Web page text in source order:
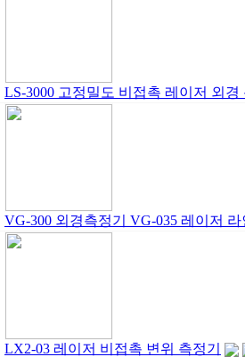
LS-3000 고정밀도 비접촉 레이저 외
VG-300 외경측정기 VG-035 레이저
LX2-03 레이저 비접촉 변위 측정기